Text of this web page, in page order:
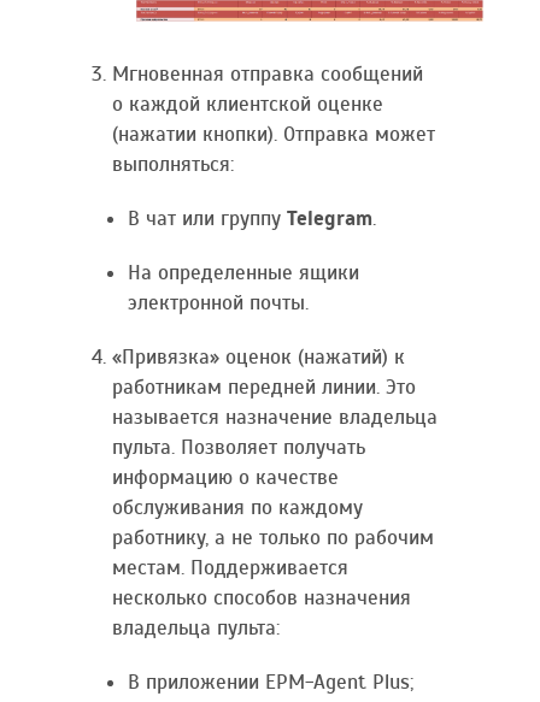
Мгновенная отправка сообщений
о каждой клиентской оценке
(нажатии кнопки). Отправка может
выполняться:
В чат или группу Telegram.
На определенные ящики
электронной почты.
«Привязка» оценок (нажатий) к
работникам передней линии. Это
называется назначение владельца
пульта. Позволяет получать
информацию о качестве
обслуживания по каждому
работнику, а не только по рабочим
местам. Поддерживается
несколько способов назначения
владельца пульта:
В приложении EPM-Agent Plus;